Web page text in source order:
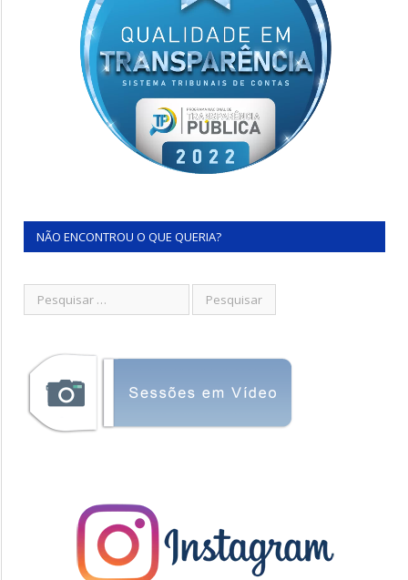
NÃO ENCONTROU O QUE QUERIA?